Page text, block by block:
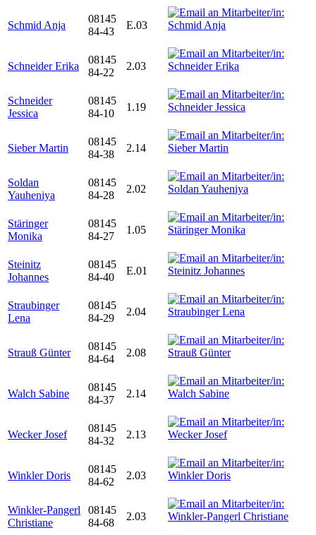
Schmid Anja
08145
84-43
E.03
Schneider Erika
08145
84-22
2.03
Schneider
Jessica
08145
84-10
1.19
Sieber Martin
08145
84-38
2.14
Soldan
Yauheniya
08145
84-28
2.02
Stäringer
Monika
08145
84-27
1.05
Steinitz
Johannes
08145
84-40
E.01
Straubinger
Lena
08145
84-29
2.04
Strauß Günter
08145
84-64
2.08
Walch Sabine
08145
84-37
2.14
Wecker Josef
08145
84-32
2.13
Winkler Doris
08145
84-62
2.03
Winkler-Pangerl
Christiane
08145
84-68
2.03